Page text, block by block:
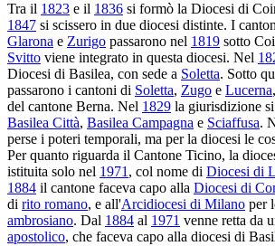
Tra il 1823 e il 1836 si formò la Diocesi di
1847 si scissero in due diocesi distinte. I
Glarona e Zurigo passarono nel 1819 sotto
Svitto viene integrato in questa diocesi. Nel
Diocesi di Basilea, con sede a Soletta. Sotto
passarono i cantoni di Soletta, Zugo e Lucerna
del cantone Berna. Nel 1829 la giurisdizione
Basilea Città, Basilea Campagna e Sciaffusa.
perse i poteri temporali, ma per la diocesi le
Per quanto riguarda il Cantone Ticino, la
istituita solo nel 1971, col nome di Diocesi di
1884 il cantone faceva capo alla Diocesi di
di rito romano, e all'Arcidiocesi di Milano per
ambrosiano. Dal 1884 al 1971 venne retta da
apostolico, che faceva capo alla diocesi di